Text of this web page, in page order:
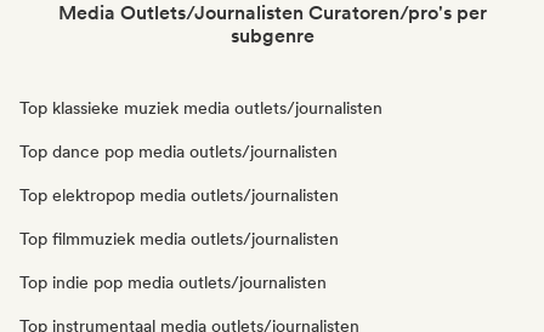
Media Outlets/Journalisten Curatoren/pro's per
subgenre
Top klassieke muziek media outlets/journalisten
Top dance pop media outlets/journalisten
Top elektropop media outlets/journalisten
Top filmmuziek media outlets/journalisten
Top indie pop media outlets/journalisten
Top instrumentaal media outlets/journalisten